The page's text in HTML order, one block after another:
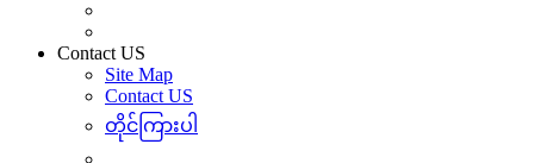
Contact US
Site Map
Contact US
တိုင်ကြားပါ